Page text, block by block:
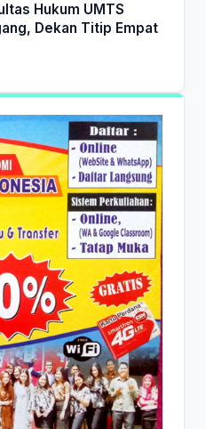
Hukum UMTS
Dekan Titip Empat